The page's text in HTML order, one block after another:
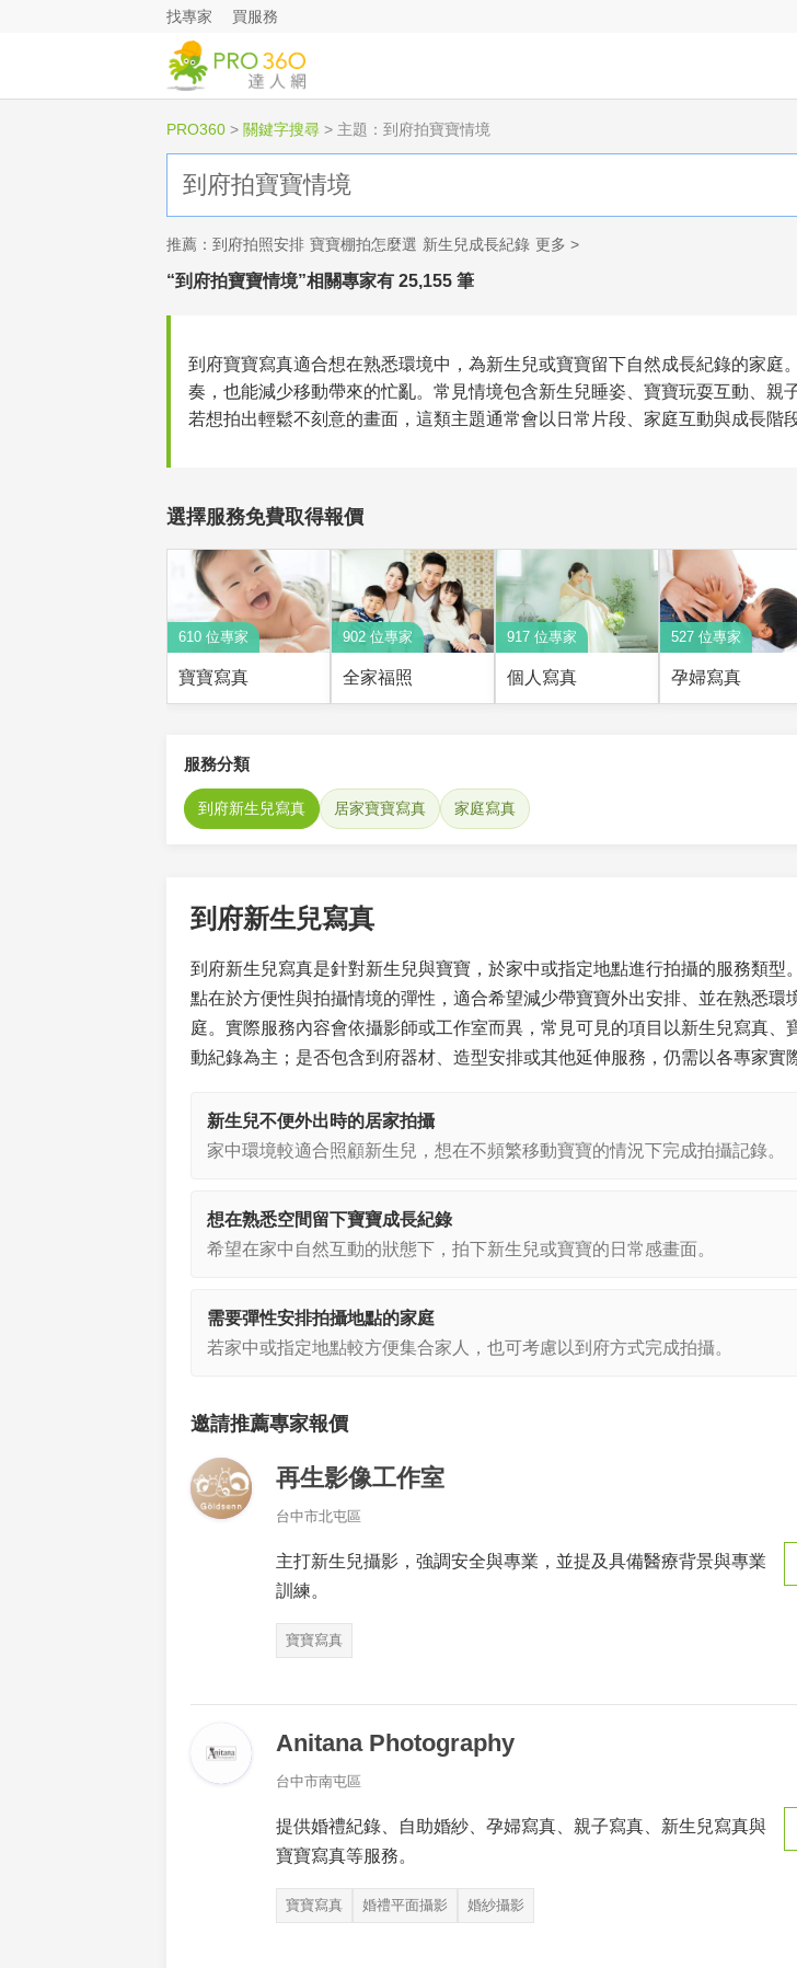
找專家 買服務
PRO360 > 關鍵字搜尋 > 主題：到府拍寶寶情境
推薦： 到府拍照安排 寶寶棚拍怎麼選 新生兒成長紀錄 更多 >
“到府拍寶寶情境”相關專家有 25,155 筆
到府寶寶寫真適合想在熟悉環境中，為新生兒或寶寶留下自然成長紀錄的家
奏，也能減少移動帶來的忙亂。常見情境包含新生兒睡姿、寶寶玩耍互動、親
若想拍出輕鬆不刻意的畫面，這類主題通常會以日常片段、家庭互動與成長階
選擇服務免費取得報價
610 位專家
寶寶寫真
902 位專家
全家福照
917 位專家
個人寫真
527 位專家
孕婦寫真
服務分類
到府新生兒寫真 居家寶寶寫真 家庭寫真
到府新生兒寫真
到府新生兒寫真是針對新生兒與寶寶，於家中或指定地點進行拍攝的服務類型
點在於方便性與拍攝情境的彈性，適合希望減少帶寶寶外出安排、並在熟悉環
庭。實際服務內容會依攝影師或工作室而異，常見可見的項目以新生兒寫真、
動紀錄為主；是否包含到府器材、造型安排或其他延伸服務，仍需以各專家實
新生兒不便外出時的居家拍攝
家中環境較適合照顧新生兒，想在不頻繁移動寶寶的情況下完成拍攝記錄。
想在熟悉空間留下寶寶成長紀錄
希望在家中自然互動的狀態下，拍下新生兒或寶寶的日常感畫面。
需要彈性安排拍攝地點的家庭
若家中或指定地點較方便集合家人，也可考慮以到府方式完成拍攝。
邀請推薦專家報價
再生影像工作室
台中市北屯區
主打新生兒攝影，強調安全與專業，並提及具備醫療背景與專業
訓練。
寶寶寫真
Anitana Photography
台中市南屯區
提供婚禮紀錄、自助婚紗、孕婦寫真、親子寫真、新生兒寫真與
寶寶寫真等服務。
寶寶寫真 婚禮平面攝影 婚紗攝影